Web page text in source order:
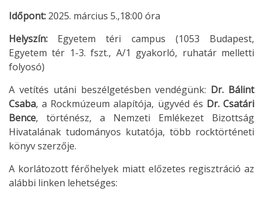
Időpont: 2025. március 5.,18:00 óra
Helyszín: Egyetem téri campus (1053 Budapest,
Egyetem tér 1-3. fszt., A/1 gyakorló, ruhatár melletti
folyosó)
A vetítés utáni beszélgetésben vendégünk: Dr. Bálint
Csaba, a Rockmúzeum alapítója, ügyvéd és Dr. Csatári
Bence, történész, a Nemzeti Emlékezet Bizottság
Hivatalának tudományos kutatója, több rocktörténeti
könyv szerzője.
A korlátozott férőhelyek miatt előzetes regisztráció az
alábbi linken lehetséges: